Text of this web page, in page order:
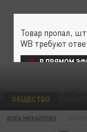
ОБЩЕСТВО
АЛЛА МИХАЙЛОВА
Товар пропал,
WB требуют
В ПРЯМОМ